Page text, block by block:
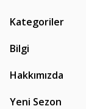
Kategoriler
Bilgi
Hakkımızda
Yeni Sezon